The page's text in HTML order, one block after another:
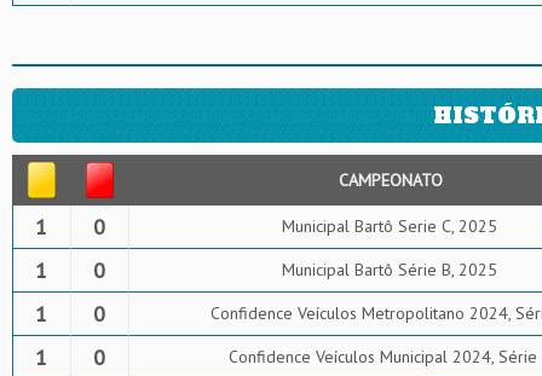
CAMPEONATO
1 0 Municipal Bartô Serie C, 2025
1 0 Municipal Bartô Série B, 2025
1 0 Confidence Veículos Metropolitano 2024,
1 0 Confidence Veículos Municipal 2024, Série